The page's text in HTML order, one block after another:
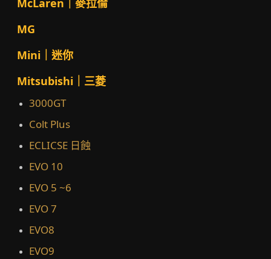
McLaren｜麥拉倫
MG
Mini｜迷你
Mitsubishi｜三菱
3000GT
Colt Plus
ECLICSE 日蝕
EVO 10
EVO 5 ~6
EVO 7
EVO8
EVO9